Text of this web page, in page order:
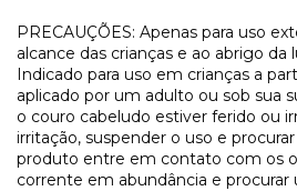
PRECAUÇÕES: Apenas para uso
alcance das crianças e ao abrigo da
Indicado para uso em crianças a
aplicado por um adulto ou sob sua
o couro cabeludo estiver ferido ou
irritação, suspender o uso e
produto entre em contato com os
corrente em abundância e procurar